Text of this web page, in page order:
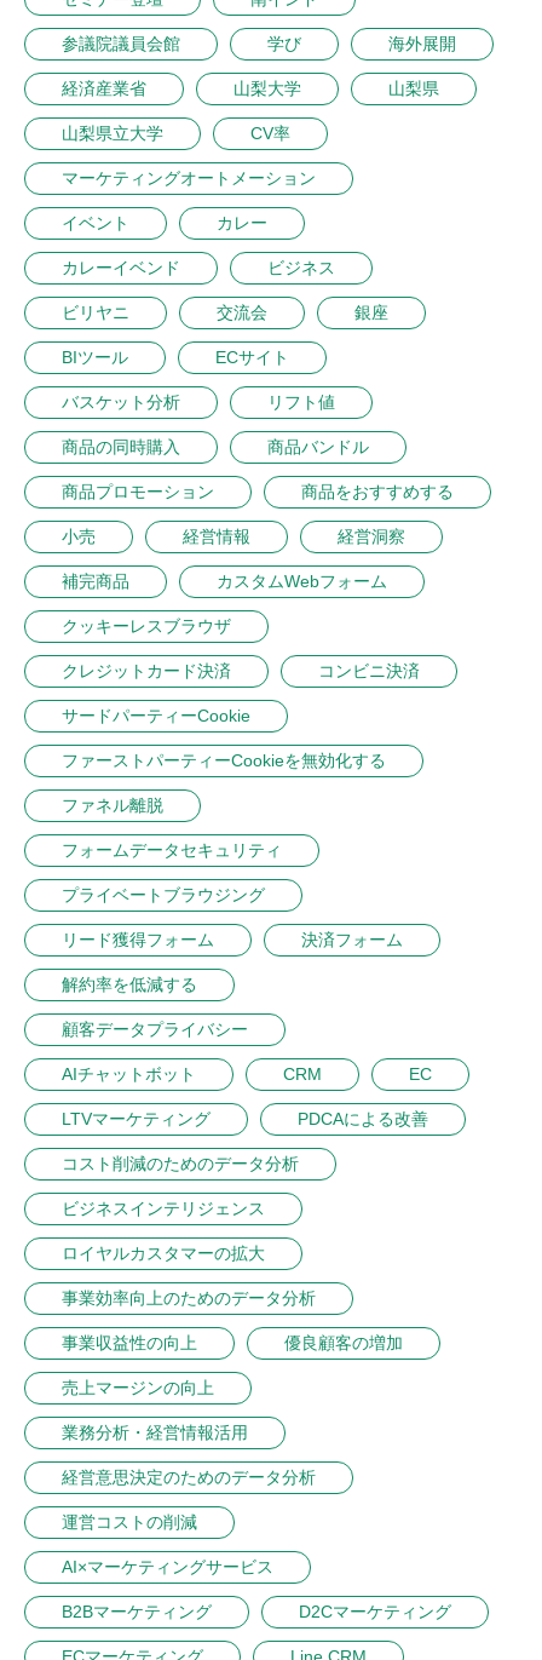
参議院議員会館 学び 海外展開
経済産業省 山梨大学 山梨県
山梨県立大学 CV率
マーケティングオートメーション
イベント カレー
カレーイベンド ビジネス
ビリヤニ 交流会 銀座
BIツール ECサイト
バスケット分析 リフト値
商品の同時購入 商品バンドル
商品プロモーション 商品をおすすめする
小売 経営情報 経営洞察
補完商品 カスタムWebフォーム
クッキーレスブラウザ
クレジットカード決済 コンビニ決済
サードパーティーCookie
ファーストパーティーCookieを無効化する
ファネル離脱
フォームデータセキュリティ
プライベートブラウジング
リード獲得フォーム 決済フォーム
解約率を低減する
顧客データプライバシー
AIチャットボット CRM EC
LTVマーケティング PDCAによる改善
コスト削減のためのデータ分析
ビジネスインテリジェンス
ロイヤルカスタマーの拡大
事業効率向上のためのデータ分析
事業収益性の向上 優良顧客の増加
売上マージンの向上
業務分析・経営情報活用
経営意思決定のためのデータ分析
運営コストの削減
AI×マーケティングサービス
B2Bマーケティング D2Cマーケティング